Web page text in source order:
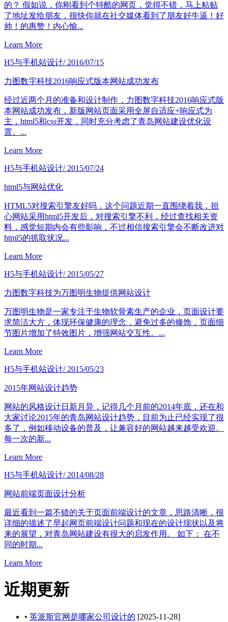
的？ 假如说，你刚看到个特酷的网页，觉得不错，马上粘贴
了地址发给朋友，很快你就在社交媒体看到了朋友好牛逼！好
帅！的惠赞！内心愉...
Learn More
H5与手机站设计/ 2016/07/15
力图数字科技2016响应式版本网站成功发布
经过近两个月的准备和设计制作，力图数字科技2016响应式版
本网站成功发布，新版网站页面采用全屏自适应+响应式为
主，html5和css开发，同时充分考虑了青岛网站建设优化设
置。...
Learn More
H5与手机站设计/ 2015/07/24
html5与网站优化
HTML5对搜索引擎友好吗，这个问题近期一直围绕着我，担
心网站采用html5开发后，对搜索引擎不利，经过查找相关资
料，感觉短期内会有些影响，不过相信搜索引擎会不断改进对
html5的抓取状况...
Learn More
H5与手机站设计/ 2015/05/27
力图数字科技为万图明生物提供网站设计
万图明生物是一家专注于生物软骨素生产的企业，页面设计要
求简洁大方，体现环保健康的理念，避免过多的修饰，页面细
节图片增加了特效图片，增强网站交互性。...
Learn More
H5与手机站设计/ 2015/05/23
2015年网站设计趋势
网站的风格设计日新月异，记得几个月前的2014年底，还在和
大家讨论2015年的青岛网站设计趋势，目前为止已经实现了很
多了，例如移动设备的普及，让兼容好的网站越来越受欢迎。
每一次的新...
Learn More
H5与手机站设计/ 2014/08/28
网站前端页面设计分析
最近看到一篇不错的关于页面前端设计的文章，思路清晰，很
详细的描述了早起网页前端设计问题和现在的设计现状以及将
来的展望，对青岛网站建设有很大的启发作用。 如下： 在不
同的时期...
Learn More
近期更新
• 英派斯官网是哪家公司设计的 [2025-11-28]